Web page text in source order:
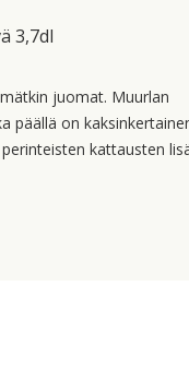
3,7dl
juomat. Muurlan
päällä on
kattausten